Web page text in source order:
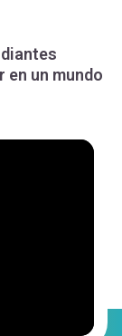
un mundo